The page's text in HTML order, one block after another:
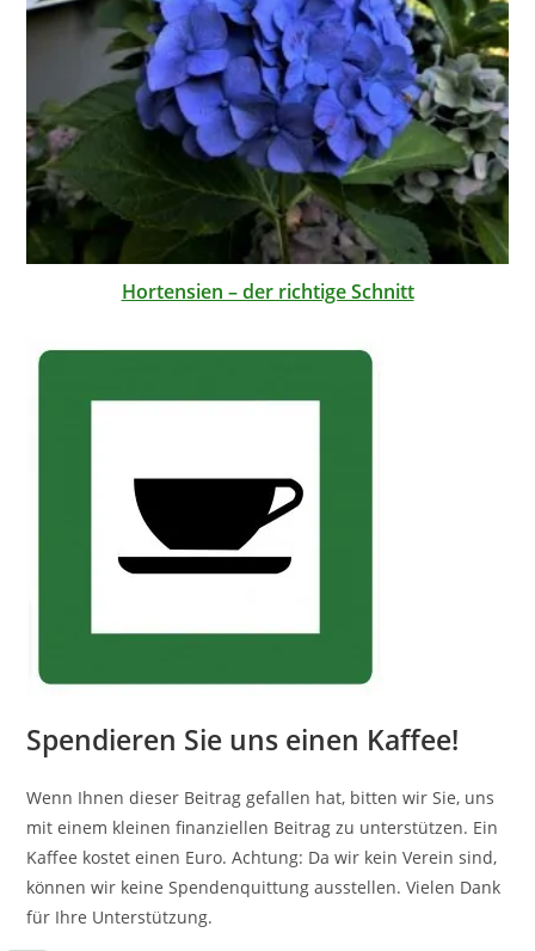
Hortensien – der richtige Schnitt
Spendieren Sie uns einen Kaffee!
Wenn Ihnen dieser Beitrag gefallen hat, bitten wir Sie, uns
mit einem kleinen finanziellen Beitrag zu unterstützen. Ein
Kaffee kostet einen Euro. Achtung: Da wir kein Verein sind,
können wir keine Spendenquittung ausstellen. Vielen Dank
für Ihre Unterstützung.